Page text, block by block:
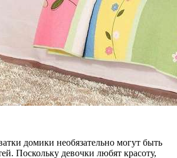
домики необязательно могут быть
Поскольку девочки любят красоту,